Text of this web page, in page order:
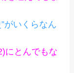
がいくらなん
にとんでもな